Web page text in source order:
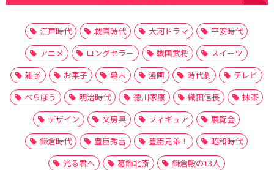
江戸時代 戦国時代 大河ドラマ
平安時代
アニメ
ロングセラー 戦国武将
スイーツ
雑学
お菓子 幕末 漫画 時代劇
テレビ
べらぼう
明治時代 徳川家康 織田信長
抹茶
デザイン
文房具 フィギュア
展覧会
鎌倉時代
豊臣秀吉 豊臣兄弟！
昭和時代
光る君へ
葛飾北斎 鎌倉殿の13人